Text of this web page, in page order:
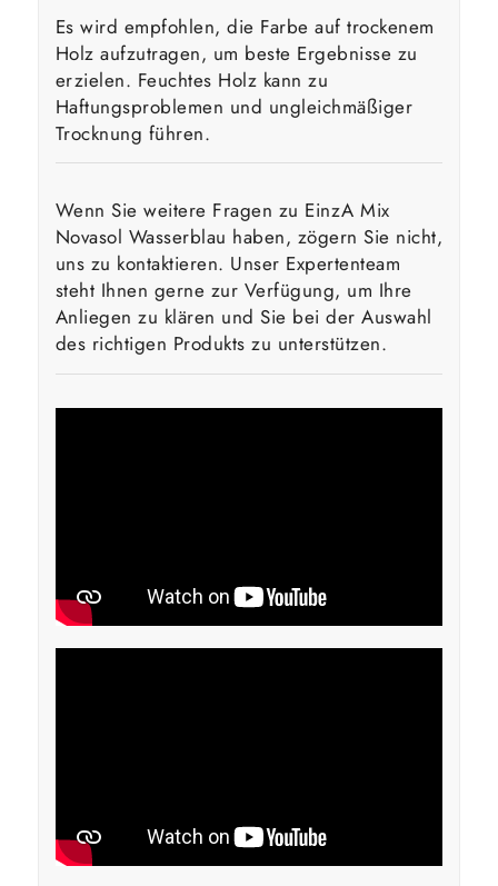
Es wird empfohlen, die Farbe auf trockenem
Holz aufzutragen, um beste Ergebnisse zu
erzielen. Feuchtes Holz kann zu
Haftungsproblemen und ungleichmäßiger
Trocknung führen.
Wenn Sie weitere Fragen zu EinzA Mix
Novasol Wasserblau haben, zögern Sie nicht,
uns zu kontaktieren. Unser Expertenteam
steht Ihnen gerne zur Verfügung, um Ihre
Anliegen zu klären und Sie bei der Auswahl
des richtigen Produkts zu unterstützen.